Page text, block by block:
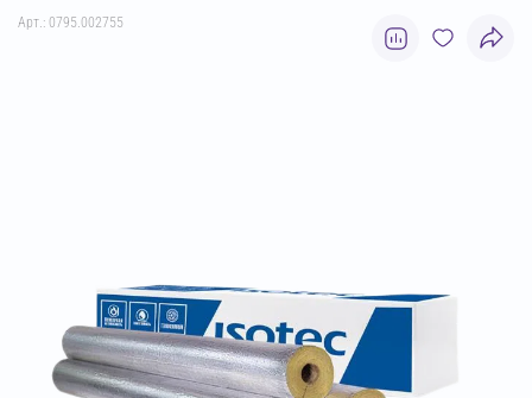
Арт.: 0795.002755